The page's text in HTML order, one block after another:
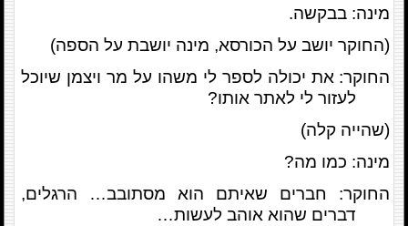
מינה: בבקשה.
(החוקר יושב על הכורסא, מינה יושבת על הספה)
החוקר: את יכולה לספר לי משהו על מר ויצמן שיוכל
לעזור לי לאתר אותו?
(שהייה קלה)
מינה: כמו מה?
החוקר: חברים שאיתם הוא מסתובב… הרגלים,
דברים שהוא אוהב לעשות…